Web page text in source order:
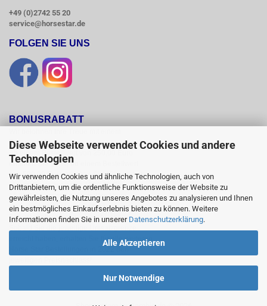
Diese Webseite verwendet Cookies und andere
Technologien
Wir verwenden Cookies und ähnliche Technologien, auch von
Drittanbietern, um die ordentliche Funktionsweise der Website zu
gewährleisten, die Nutzung unseres Angebotes zu analysieren und Ihnen
ein bestmögliches Einkaufserlebnis bieten zu können. Weitere
Informationen finden Sie in unserer Datenschutzerklärung.
Alle Akzeptieren
Nur Notwendige
+49 (0)2742 55 20
service@horsestar.de
FOLGEN SIE UNS
BONUSRABATT
Bonusrabatt.
Ab einem Bestellwert von 250,00 Euro
erhalten Sie 10 %, ab einem Bestellwert
von 500,00 Euro erhalten Sie 12% und ab
einem  Bestellwert von 1500,00 Euro
15 % Bonusrabatt auf reguläre Ware.
Reduzierte Artikel und Sättel sind vom
Bonusrabattsystem ausgeschlossen.
erreicht haben, erhalten Sie für alle weiteren